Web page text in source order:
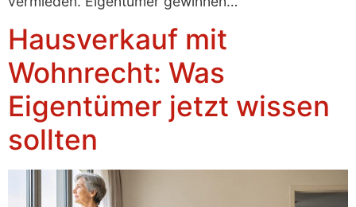
Hausverkauf mit
Wohnrecht: Was
Eigentümer jetzt wissen
sollten